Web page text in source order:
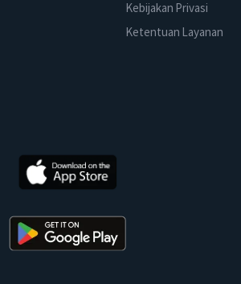
Kebijakan Privasi
Ketentuan Layanan